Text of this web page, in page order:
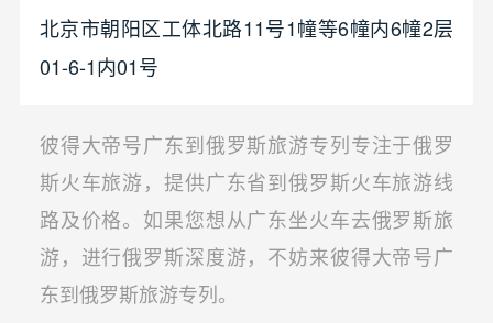
北京市朝阳区工体北路11号1幢等6幢内6幢2层
01-6-1内01号
彼得大帝号广东到俄罗斯旅游专列专注于俄罗
斯火车旅游，提供广东省到俄罗斯火车旅游线
路及价格。如果您想从广东坐火车去俄罗斯旅
游，进行俄罗斯深度游，不妨来彼得大帝号广
东到俄罗斯旅游专列。